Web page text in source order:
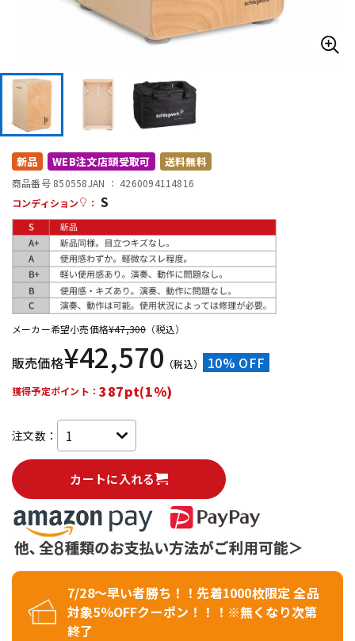
アンプ エフェクター
DTM オンライン納品
配信/ライブ機器
中古 ヴィンテージ
新品 WEB注文店頭受取可 送料無料
商品番号 850558JAN ： 4260094114816
コンディション
： S
メーカー希望小売価格¥47,300 （税込）
販売価格¥42,570 （税込） 10% OFF
獲得予定ポイント：387pt(1%)
注文数：
カートに入れる
7/28～早い者勝ち！！先着1000枚限定 全品
対象5％OFFクーポン！！！※無くなり次第
終了